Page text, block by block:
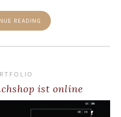
READING
ist online